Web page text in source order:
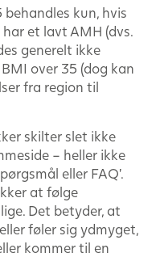
kun, hvis
et lavt AMH (dvs.
generelt ikke
over 35 (dog kan
fra region til
skilter slet ikke
– heller ikke
eller FAQ’.
at følge
Det betyder, at
føler sig ydmyget,
kommer til en